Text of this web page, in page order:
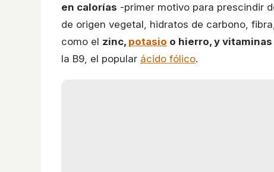
en calorías -primer motivo para prescindir
de origen vegetal, hidratos de carbono,
como el zinc, potasio o hierro, y vitaminas
la B9, el popular ácido fólico.